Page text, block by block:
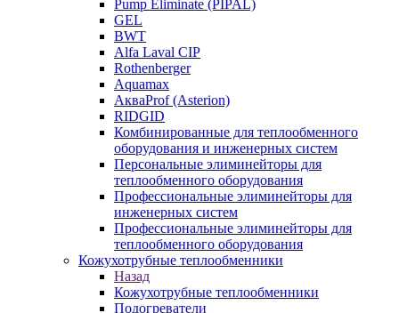
Pump Eliminate (PIPAL)
GEL
BWT
Alfa Laval CIP
Rothenberger
Aquamax
АкваProf (Asterion)
RIDGID
Комбинированные для теплообменного
оборудования и инженерных систем
Персональные элиминейторы для
теплообменного оборудования
Профессиональные элиминейторы для
инженерных систем
Профессиональные элиминейторы для
теплообменного оборудования
Кожухотрубные теплообменники
Назад
Кожухотрубные теплообменники
Подогреватели